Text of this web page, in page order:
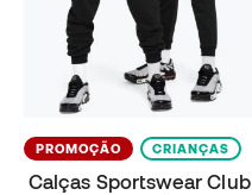
PROMOÇÃO CRIANÇAS
Calças Sportswear Club